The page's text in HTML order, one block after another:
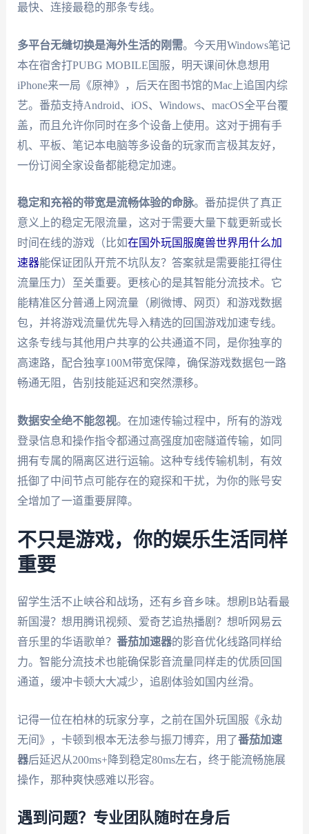
最快、连接最稳的那条专线。
多平台无缝切换是海外生活的刚需。今天用Windows笔记
本在宿舍打PUBG MOBILE国服，明天课间休息想用
iPhone来一局《原神》，后天在图书馆的Mac上追国内综
艺。番茄支持Android、iOS、Windows、macOS全平台覆
盖，而且允许你同时在多个设备上使用。这对于拥有手
机、平板、笔记本电脑等多设备的玩家而言极其友好，
一份订阅全家设备都能稳定加速。
稳定和充裕的带宽是流畅体验的命脉。番茄提供了真正
意义上的稳定无限流量，这对于需要大量下载更新或长
时间在线的游戏（比如在国外玩国服魔兽世界用什么加
速器能保证团队开荒不坑队友？答案就是需要能扛得住
流量压力）至关重要。更核心的是其智能分流技术。它
能精准区分普通上网流量（刷微博、网页）和游戏数据
包，并将游戏流量优先导入精选的回国游戏加速专线。
这条专线与其他用户共享的公共通道不同，是你独享的
高速路，配合独享100M带宽保障，确保游戏数据包一路
畅通无阻，告别技能延迟和突然漂移。
数据安全绝不能忽视。在加速传输过程中，所有的游戏
登录信息和操作指令都通过高强度加密隧道传输，如同
拥有专属的隔离区进行运输。这种专线传输机制，有效
抵御了中间节点可能存在的窥探和干扰，为你的账号安
全增加了一道重要屏障。
不只是游戏，你的娱乐生活同样
重要
留学生活不止峡谷和战场，还有乡音乡味。想刷B站看最
新国漫？想用腾讯视频、爱奇艺追热播剧？想听网易云
音乐里的华语歌单？ 番茄加速器的影音优化线路同样给
力。智能分流技术也能确保影音流量同样走的优质回国
通道，缓冲卡顿大大减少，追剧体验如国内丝滑。
记得一位在柏林的玩家分享，之前在国外玩国服《永劫
无间》，卡顿到根本无法参与振刀博弈，用了番茄加速
器后延迟从200ms+降到稳定80ms左右，终于能流畅施展
操作，那种爽快感难以形容。
遇到问题？专业团队随时在身后